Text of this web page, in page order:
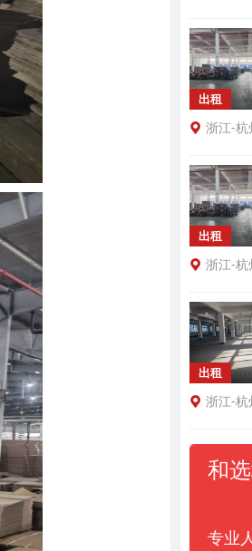
出租
浙江-杭
出租
浙江-杭
出租
浙江-杭
和
专业